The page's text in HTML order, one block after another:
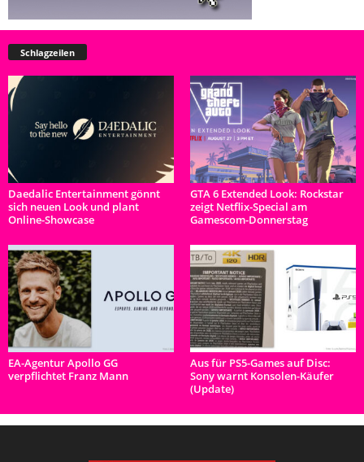
Schlagzeilen
Daedalic Entertainment gönnt
sich neuen Look und plant
Online-Showcase
GTA 6 Extended Look: Rockstar
zeigt Netflix-Special am
Gamescom-Donnerstag
EA-Agentur Apollo GG
verpflichtet Franz Mann
Aus für PS5-Games auf Disc:
Sony warnt Konsolen-Käufer
(Update)